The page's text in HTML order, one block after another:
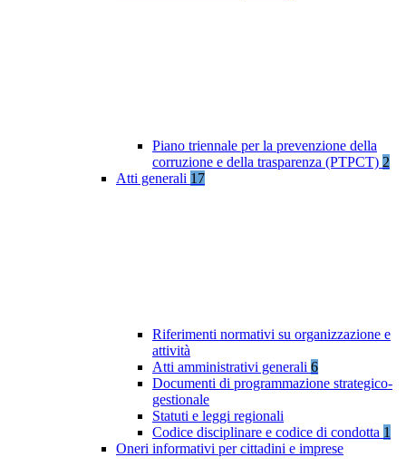
Piano triennale per la prevenzione della
corruzione e della trasparenza (PTPCT) 2
Atti generali 17
Riferimenti normativi su organizzazione e
attività
Atti amministrativi generali 6
Documenti di programmazione strategico-
gestionale
Statuti e leggi regionali
Codice disciplinare e codice di condotta 1
Oneri informativi per cittadini e imprese